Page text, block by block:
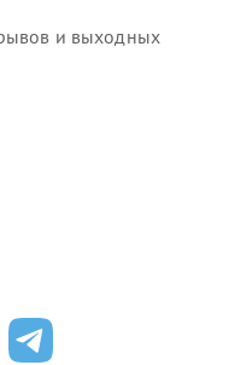
и выходных